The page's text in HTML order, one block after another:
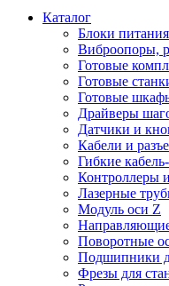
Каталог
Блоки
Виброопоры,
Готовые
Готовые
Готовые
Драйверы
Датчики и
Кабели и
Гибкие
Контроллеры
Лазерные
Модуль оси Z
Поворотные
Подшипники
Фрезы для